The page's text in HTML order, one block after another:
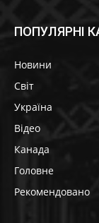
ПОПУЛЯРНІ
Новини
Світ
Україна
Відео
Канада
Головне
Рекомендовано